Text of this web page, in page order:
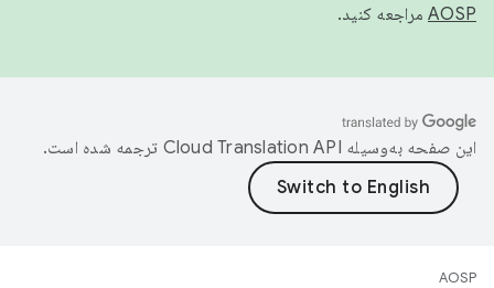
AOSP مراجعه کنید.
این صفحه به‌وسیله ترجمه شده است.
AOSP